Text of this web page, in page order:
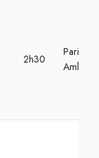
2h30
Paris,